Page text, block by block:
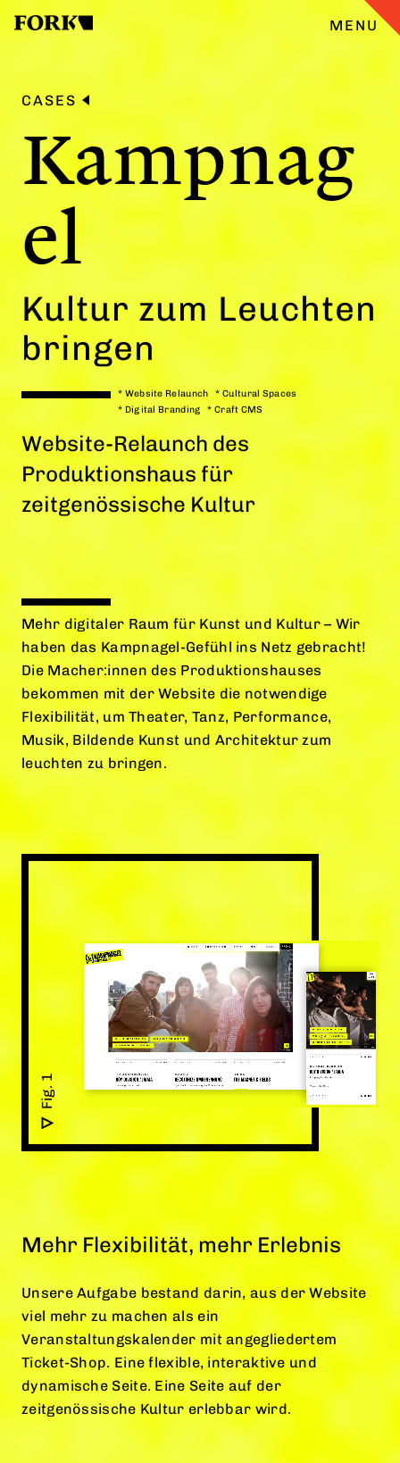
MENU
ANGEBOT
TEAM
JOBS
ENGLISH
IMPRESSUM
CASES
Kampnag
el
Kultur zum Leuchten
bringen
* Website Relaunch *Cultural Spaces
* Digital Branding *Craft CMS
Website-Relaunch des
Produktionshaus für
zeitgenössische Kultur
Mehr digitaler Raum für Kunst und Kultur – Wir
haben das Kampnagel-Gefühl ins Netz gebracht!
Die Macher:innen des Produktionshauses
bekommen mit der Website die notwendige
Flexibilität, um Theater, Tanz, Performance,
Musik, Bildende Kunst und Architektur zum
leuchten zu bringen.
Mehr Flexibilität, mehr Erlebnis
Unsere Aufgabe bestand darin, aus der Website
viel mehr zu machen als ein
Veranstaltungskalender mit angegliedertem
Ticket-Shop. Eine flexible, interaktive und
dynamische Seite. Eine Seite auf der
zeitgenössische Kultur erlebbar wird.